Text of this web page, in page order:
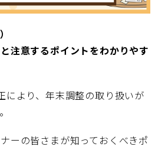
注意するポイントをわかりやす
により、年末調整の取り扱いが
ーの皆さまが知っておくべきポ